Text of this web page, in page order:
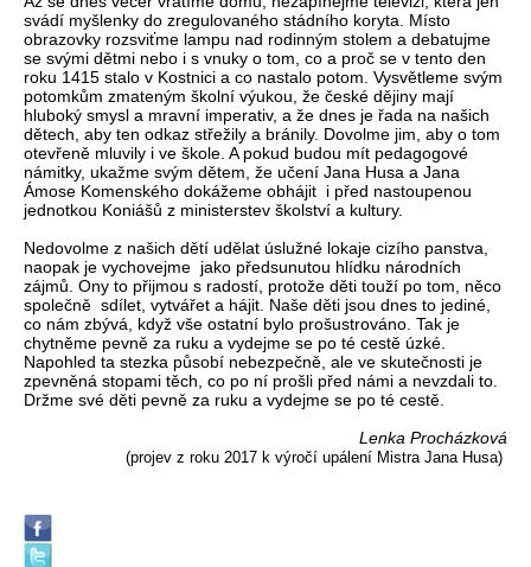
svádí myšlenky do zregulovaného stádního koryta. Místo
obrazovky rozsviťme lampu nad rodinným stolem a debatujme
se svými dětmi nebo i s vnuky o tom, co a proč se v tento den
roku 1415 stalo v Kostnici a co nastalo potom. Vysvětleme svým
potomkům zmateným školní výukou, že české dějiny mají
hluboký smysl a mravní imperativ, a že dnes je řada na našich
dětech, aby ten odkaz střežily a bránily. Dovolme jim, aby o tom
otevřeně mluvily i ve škole. A pokud budou mít pedagogové
námitky, ukažme svým dětem, že učení Jana Husa a Jana
Ámose Komenského dokážeme obhájit i před nastoupenou
jednotkou Koniášů z ministerstev školství a kultury.
Nedovolme z našich dětí udělat úslužné lokaje cizího panstva,
naopak je vychovejme jako předsunutou hlídku národních
zájmů. Ony to přijmou s radostí, protože děti touží po tom, něco
společně sdílet, vytvářet a hájit. Naše děti jsou dnes to jediné,
co nám zbývá, když vše ostatní bylo prošustrováno. Tak je
chytněme pevně za ruku a vydejme se po té cestě úzké.
Napohled ta stezka působí nebezpečně, ale ve skutečnosti je
zpevněná stopami těch, co po ní prošli před námi a nevzdali to.
Držme své děti pevně za ruku a vydejme se po té cestě.
Lenka Procházková
(projev z roku 2017 k výročí upálení Mistra Jana Husa)